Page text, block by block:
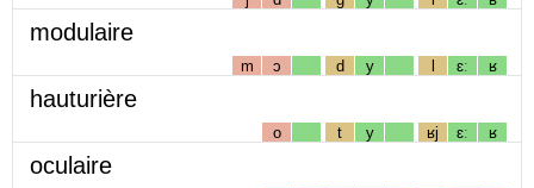
modulaire
m ɔ d y l ɛː ʁ
hauturière
o t y ʁj ɛː ʁ
oculaire